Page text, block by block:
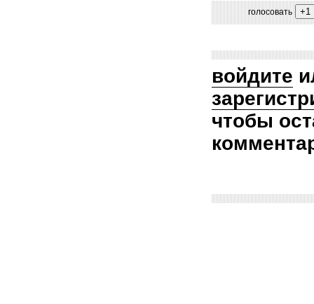
голосовать
войдите
чтобы